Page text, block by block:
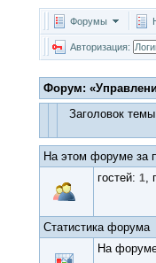
Форумы
Авторизация:
Форум:
Заголовок темы
На этом форуме за
гостей: 1,
Статистика форума
На